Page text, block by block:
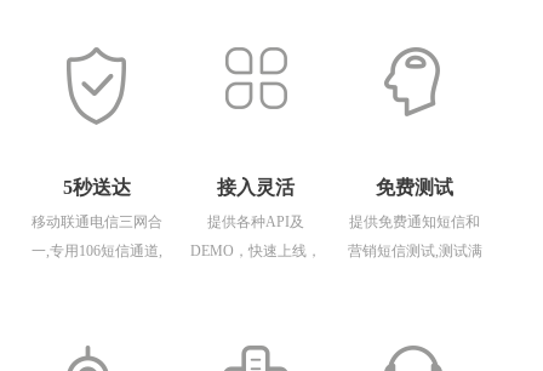
5秒送达
移动联通电信三网合
一,专用106短信通道,
接入灵活
提供各种API及
DEMO，快速上线，
免费测试
提供免费通知短信和
营销短信测试,测试满